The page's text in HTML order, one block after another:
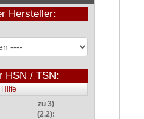
Hersteller:
HSN / TSN:
zu 3)
(2.2):